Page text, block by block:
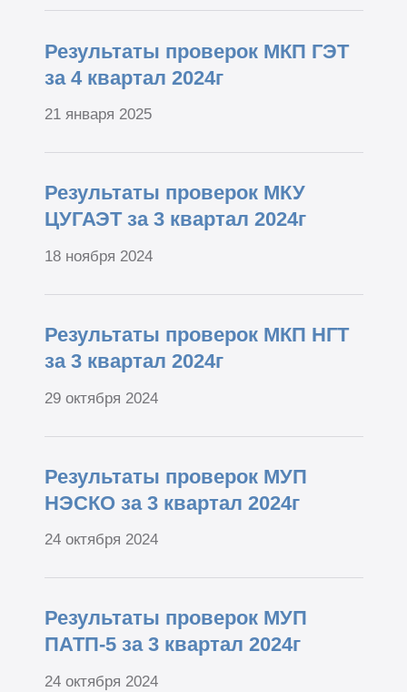
Результаты проверок МКП ГЭТ
за 4 квартал 2024г
21 января 2025
Результаты проверок МКУ
ЦУГАЭТ за 3 квартал 2024г
18 ноября 2024
Результаты проверок МКП НГТ
за 3 квартал 2024г
29 октября 2024
Результаты проверок МУП
НЭСКО за 3 квартал 2024г
24 октября 2024
Результаты проверок МУП
ПАТП-5 за 3 квартал 2024г
24 октября 2024